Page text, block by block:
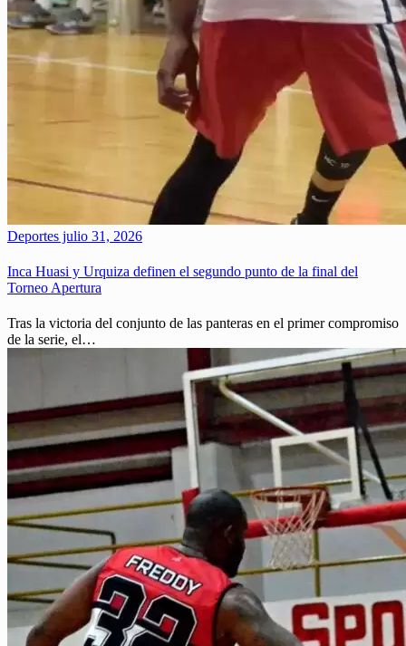
Deportes julio 31, 2026
Inca Huasi y Urquiza definen el segundo punto de la final del
Torneo Apertura
Tras la victoria del conjunto de las panteras en el primer compromiso
de la serie, el…